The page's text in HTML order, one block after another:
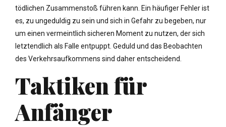
tödlichen Zusammenstoß führen kann. Ein häufiger Fehler ist
es, zu ungeduldig zu sein und sich in Gefahr zu begeben, nur
um einen vermeintlich sicheren Moment zu nutzen, der sich
letztendlich als Falle entpuppt. Geduld und das Beobachten
des Verkehrsaufkommens sind daher entscheidend.
Taktiken für
Anfänger